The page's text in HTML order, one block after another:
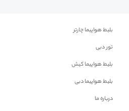
بلیط هواپیما چارتر
تور دبی
بلیط هواپیما کیش
بلیط هواپیما دبی
درباره ما